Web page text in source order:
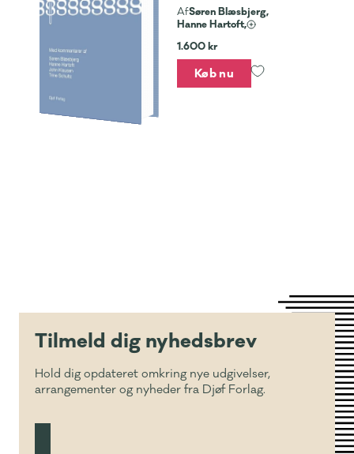
AfSøren Blæsbjerg,
Hanne Hartoft,
1.600 kr
Køb nu
Tilmeld dig nyhedsbrev
Hold dig opdateret omkring nye udgivelser,
arrangementer og nyheder fra Djøf Forlag.